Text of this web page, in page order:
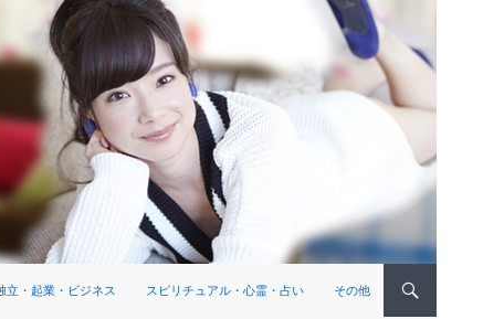
立・起業・ビジネス スピリチュアル・心霊・占い その他